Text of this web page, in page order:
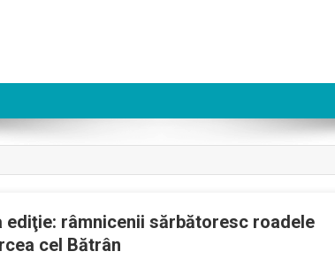
ediţie: râmnicenii sărbătoresc roadele
cel Bătrân